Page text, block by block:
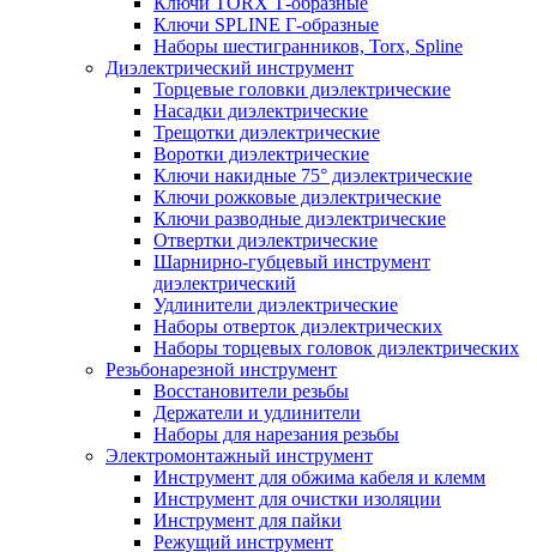
Ключи SPLINE Г-образные
Наборы шестигранников, Torx, Spline
Диэлектрический инструмент
Торцевые головки диэлектрические
Насадки диэлектрические
Трещотки диэлектрические
Воротки диэлектрические
Ключи накидные 75° диэлектрические
Ключи рожковые диэлектрические
Ключи разводные диэлектрические
Отвертки диэлектрические
Шарнирно-губцевый инструмент
диэлектрический
Удлинители диэлектрические
Наборы отверток диэлектрических
Наборы торцевых головок диэлектрических
Резьбонарезной инструмент
Восстановители резьбы
Держатели и удлинители
Наборы для нарезания резьбы
Электромонтажный инструмент
Инструмент для обжима кабеля и клемм
Инструмент для очистки изоляции
Инструмент для пайки
Режущий инструмент